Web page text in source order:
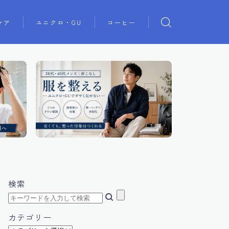
ア ユニクロ・GU コーヒー
検索
カテゴリー